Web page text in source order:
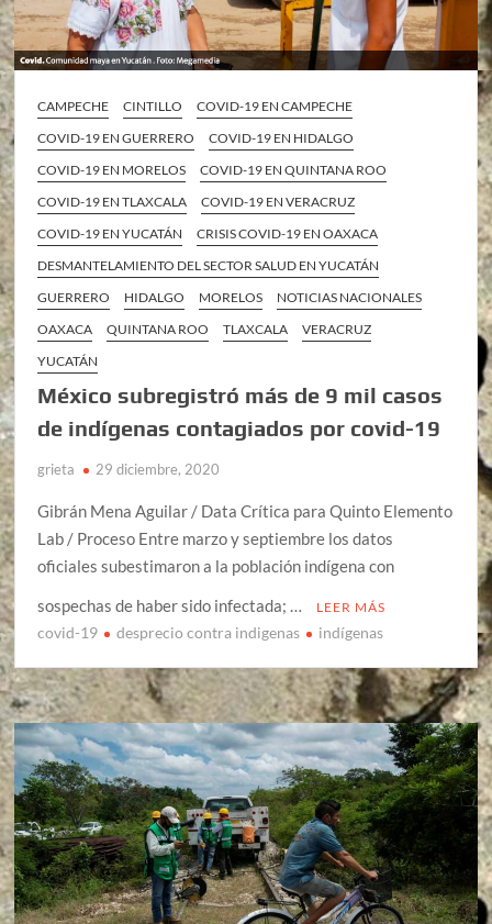
CAMPECHE CINTILLO
COVID-19 EN CAMPECHE
COVID-19 EN GUERRERO
COVID-19 EN HIDALGO
COVID-19 EN MORELOS
COVID-19 EN QUINTANA ROO
COVID-19 EN TLAXCALA
COVID-19 EN VERACRUZ
COVID-19 EN YUCATÁN
CRISIS COVID-19 EN OAXACA
DESMANTELAMIENTO DEL SECTOR SALUD EN YUCATÁN
GUERRERO
HIDALGO MORELOS
NOTICIAS NACIONALES
OAXACA
QUINTANA ROO TLAXCALA
VERACRUZ
YUCATÁN
México subregistró más de 9 mil casos
de indígenas contagiados por covid-19
grieta 29 diciembre, 2020
Gibrán Mena Aguilar / Data Crítica para Quinto Elemento
Lab / Proceso Entre marzo y septiembre los datos
oficiales subestimaron a la población indígena con
sospechas de haber sido infectada; …
LEER MÁS
covid-19 desprecio contra indigenas indígenas